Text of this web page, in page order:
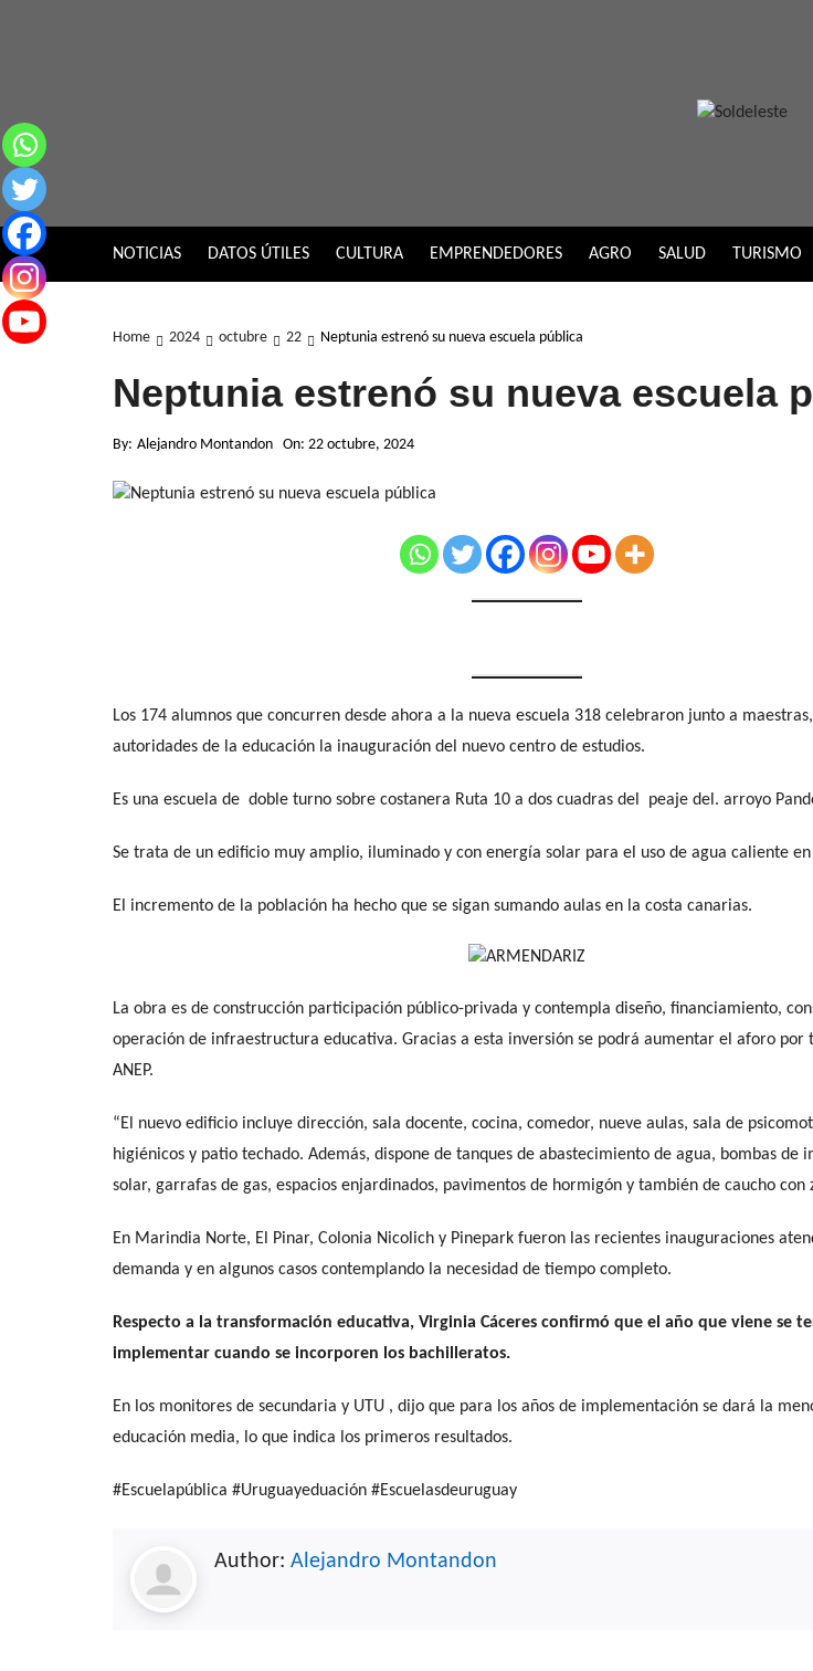
NOTICIAS DATOS ÚTILES CULTURA EMPRENDEDORES AGRO SALUD TURISMO
Home 2024 octubre 22 Neptunia estrenó su nueva escuela pública
Neptunia estrenó su nueva escuela
By: Alejandro Montandon On: 22 octubre, 2024
Los 174 alumnos que concurren desde ahora a la nueva escuela 318 celebraron junto a
autoridades de la educación la inauguración del nuevo centro de estudios.
Es una escuela de doble turno sobre costanera Ruta 10 a dos cuadras del peaje del. arroyo
Se trata de un edificio muy amplio, iluminado y con energía solar para el uso de agua caliente en
El incremento de la población ha hecho que se sigan sumando aulas en la costa canarias.
La obra es de construcción participación público-privada y contempla diseño, financiamiento,
operación de infraestructura educativa. Gracias a esta inversión se podrá aumentar el aforo por
ANEP.
“El nuevo edificio incluye dirección, sala docente, cocina, comedor, nueve aulas, sala de
higiénicos y patio techado. Además, dispone de tanques de abastecimiento de agua, bombas de
solar, garrafas de gas, espacios enjardinados, pavimentos de hormigón y también de caucho con
En Marindia Norte, El Pinar, Colonia Nicolich y Pinepark fueron las recientes inauguraciones
demanda y en algunos casos contemplando la necesidad de tiempo completo.
Respecto a la transformación educativa, Virginia Cáceres confirmó que el año que viene se
implementar cuando se incorporen los bachilleratos.
En los monitores de secundaria y UTU , dijo que para los años de implementación se dará la
educación media, lo que indica los primeros resultados.
#Escuelapública #Uruguayeduación #Escuelasdeuruguay
Author: Alejandro Montandon